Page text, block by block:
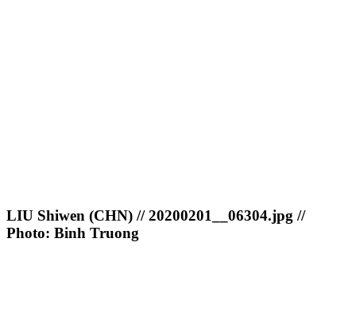
LIU Shiwen (CHN) // 20200201__06304.jpg //
Photo: Binh Truong